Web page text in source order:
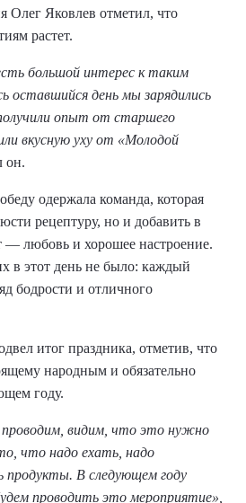
Олег Яковлев отметил, что
растет.
большой интерес к таким
оставшийся день мы зарядились
опыт от старшего
вкусную уху от «Молодой
он.
одержала команда, которая
рецептуру, но и добавить в
— любовь и хорошее настроение.
в этот день не было: каждый
бодрости и отличного
итог праздника, отметив, что
народным и обязательно
году.
видим, что это нужно
что надо ехать, надо
продукты. В следующем году
проводить это мероприятие»,